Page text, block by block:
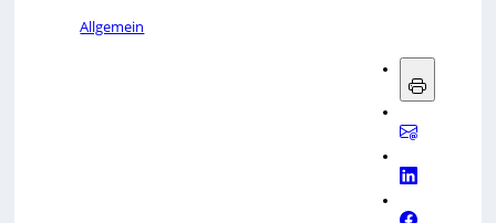
Allgemein